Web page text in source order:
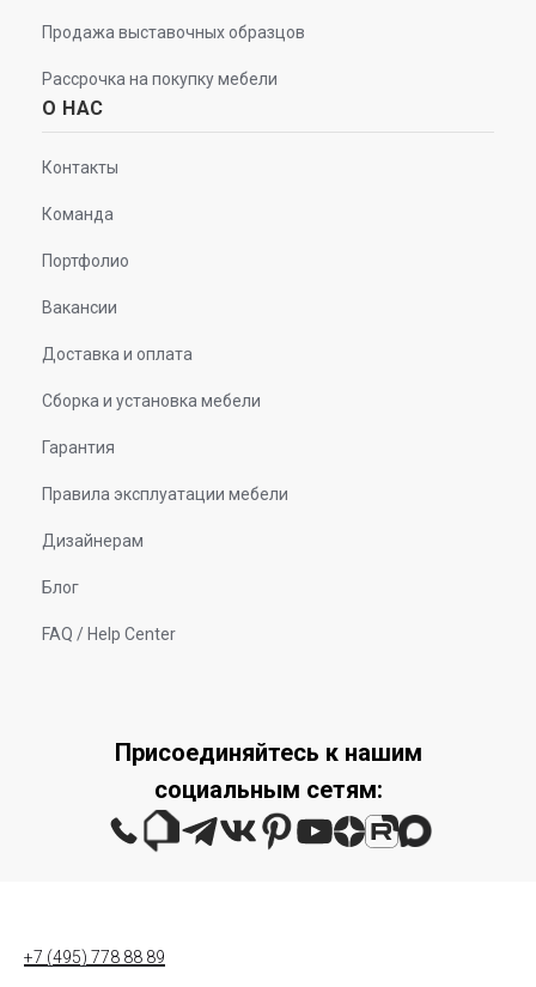
Продажа выставочных образцов
Рассрочка на покупку мебели
О НАС
Контакты
Команда
Портфолио
Вакансии
Доставка и оплата
Сборка и установка мебели
Гарантия
Правила эксплуатации мебели
Дизайнерам
Блог
FAQ / Help Center
Присоединяйтесь к нашим
социальным сетям:
+7 (495) 778 88 89